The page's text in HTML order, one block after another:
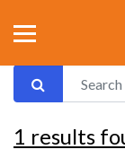
1 results